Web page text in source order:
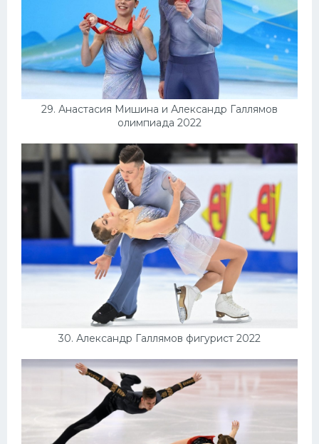
29. Анастасия Мишина и Александр Галлямов
олимпиада 2022
30. Александр Галлямов фигурист 2022